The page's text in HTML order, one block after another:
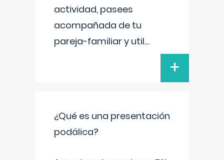
actividad, pasees
acompañada de tu
pareja-familiar y util...
+
¿Qué es una presentación
podálica?